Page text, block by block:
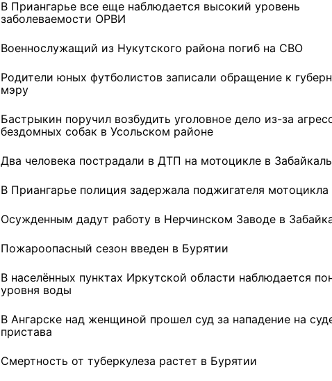
В Приангарье все еще наблюдается высокий уровень
заболеваемости ОРВИ
Военнослужащий из Нукутского района погиб на СВО
Родители юных футболистов записали обращение к
мэру
Бастрыкин поручил возбудить уголовное дело из-за
бездомных собак в Усольском районе
Два человека пострадали в ДТП на мотоцикле в
В Приангарье полиция задержала поджигателя мотоцикла
Осужденным дадут работу в Нерчинском Заводе в
Пожароопасный сезон введен в Бурятии
В населённых пунктах Иркутской области наблюдается
уровня воды
В Ангарске над женщиной прошел суд за нападение на
пристава
Смертность от туберкулеза растет в Бурятии